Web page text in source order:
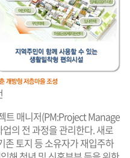
트 매니저(PM:Project Manage
의 전 과정을 관리한다. 새로
존 토지 등 소유자가 재입주하